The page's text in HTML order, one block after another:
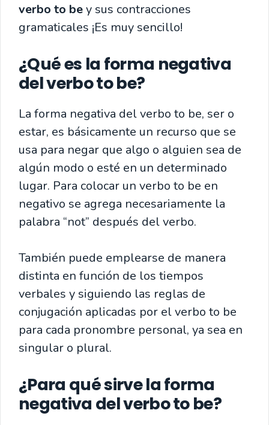
verbo to bey sus contracciones
gramaticales ¡Es muy sencillo!
¿Qué es la forma negativa
del verbo to be?
La forma negativa del verbo to be, ser o
estar, es básicamente un recurso que se
usa para negar que algo o alguien sea de
algún modo o esté en un determinado
lugar. Para colocar un verbo to be en
negativo se agrega necesariamente la
palabra “not” después del verbo.
También puede emplearse de manera
distinta en función de los tiempos
verbales y siguiendo las reglas de
conjugación aplicadas por el verbo to be
para cada pronombre personal, ya sea en
singular o plural.
¿Para qué sirve la forma
negativa del verbo to be?